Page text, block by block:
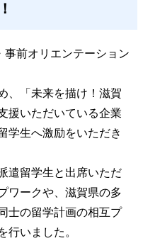
前オリエンテーション
、「未来を描け！滋賀
援いただいている企業
学生へ激励をいただき
遣留学生と出席いただ
ワークや、滋賀県の多
士の留学計画の相互プ
行いました。